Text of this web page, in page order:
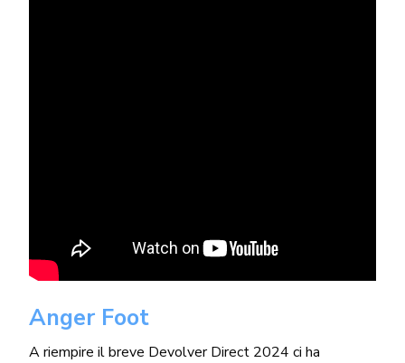
Anger Foot
A riempire il breve Devolver Direct 2024 ci ha